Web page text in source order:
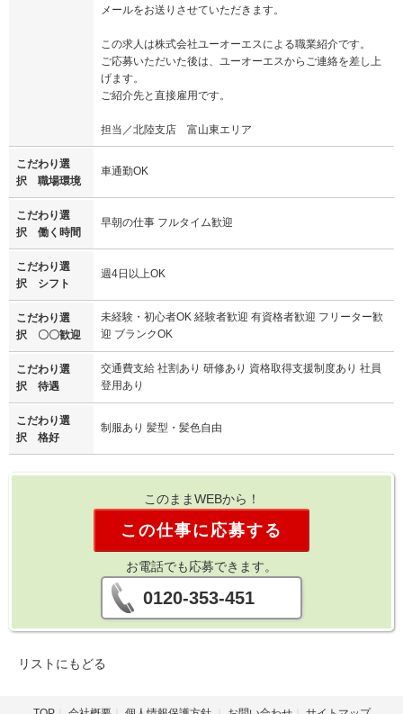
メールをお送りさせていただきます。
この求人は株式会社ユーオーエスによる職業紹介です。
ご応募いただいた後は、ユーオーエスからご連絡を差し上
げます。
ご紹介先と直接雇用です。
担当／北陸支店 富山東エリア
こだわり選
択 職場環境
車通勤OK
こだわり選
択 働く時間
早朝の仕事 フルタイム歓迎
こだわり選
択 シフト
週4日以上OK
こだわり選
択 〇〇歓迎
未経験・初心者OK 経験者歓迎 有資格者歓迎 フリーター歓
迎 ブランクOK
こだわり選
択 待遇
交通費支給 社割あり 研修あり 資格取得支援制度あり 社員
登用あり
こだわり選
択 格好
制服あり 髪型・髪色自由
このままWEBから！
この仕事に応募する
お電話でも応募できます。
0120-353-451
リストにもどる